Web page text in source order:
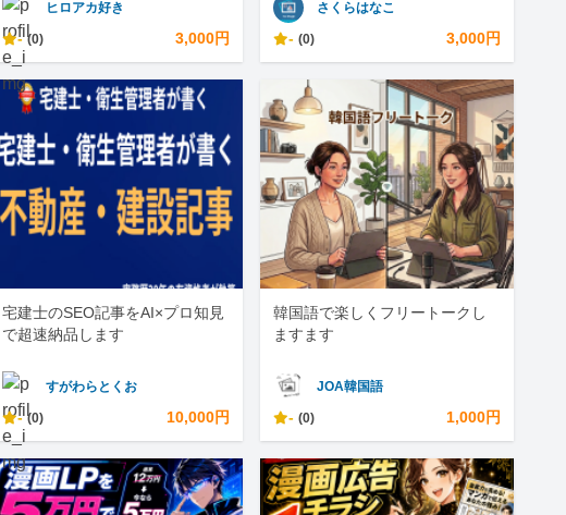
ヒロアカ好き
- (0) 3,000円
さくらはなこ
- (0) 3,000円
宅建士のSEO記事をAI×プロ知見
で超速納品します
すがわらとくお
- (0) 10,000円
韓国語で楽しくフリートークし
ますます
JOA韓国語
- (0) 1,000円